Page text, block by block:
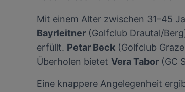
Mit einem Alter zwischen 31–45
Bayrleitner (Golfclub Drautal/
erfüllt. Petar Beck (Golfclub
Überholen bietet Vera Tabor (GC
Eine knappere Angelegenheit